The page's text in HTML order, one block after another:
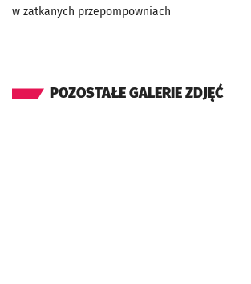
w zatkanych przepompowniach
POZOSTAŁE GALERIE ZDJĘĆ